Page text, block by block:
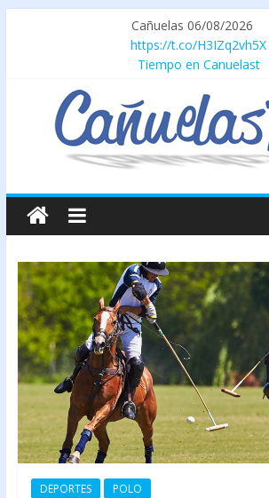
Cañuelas 06/08/2026
https://t.co/H3IZq2vh5X
Tiempo en Canuelast
DEPORTES POLO